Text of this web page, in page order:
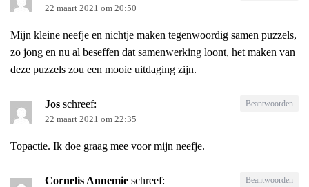
22 maart 2021 om 20:50
Mijn kleine neefje en nichtje maken tegenwoordig samen puzzels,
zo jong en nu al beseffen dat samenwerking loont, het maken van
deze puzzels zou een mooie uitdaging zijn.
Jos schreef:
22 maart 2021 om 22:35
Topactie. Ik doe graag mee voor mijn neefje.
Beantwoorden
Cornelis Annemie schreef: Beantwoorden